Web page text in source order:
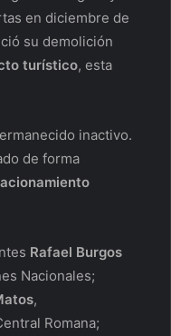
en diciembre de
su demolición
turístico, esta
inactivo.
de forma
Rafael Burgos
Nacionales;
,
Romana;